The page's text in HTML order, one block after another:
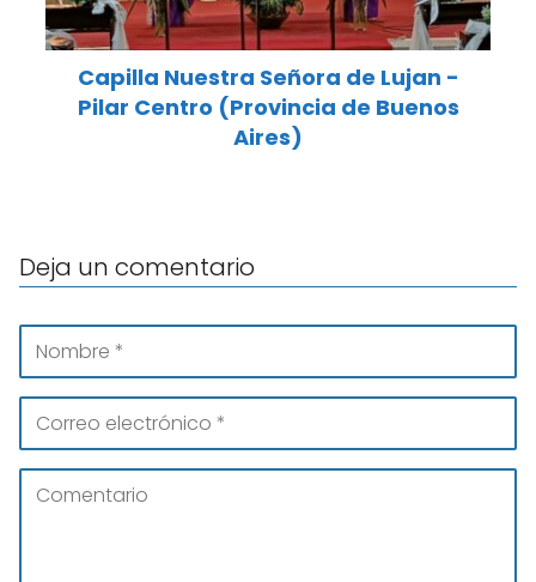
Capilla Nuestra Señora de Lujan -
Pilar Centro (Provincia de Buenos
Aires)
Deja un comentario